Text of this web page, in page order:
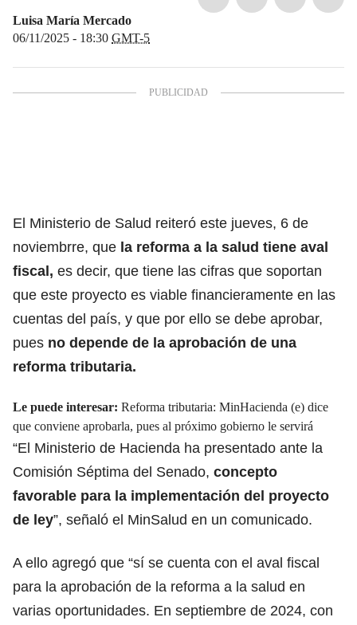
Luisa María Mercado
06/11/2025 - 18:30 GMT-5
El Ministerio de Salud reiteró este jueves, 6 de
noviembrre, que la reforma a la salud tiene aval
fiscal, es decir, que tiene las cifras que soportan
que este proyecto es viable financieramente en las
cuentas del país, y que por ello se debe aprobar,
pues no depende de la aprobación de una
reforma tributaria.
Le puede interesar: Reforma tributaria: MinHacienda (e) dice
que conviene aprobarla, pues al próximo gobierno le servirá
“El Ministerio de Hacienda ha presentado ante la
Comisión Séptima del Senado, concepto
favorable para la implementación del proyecto
de ley”, señaló el MinSalud en un comunicado.
A ello agregó que “sí se cuenta con el aval fiscal
para la aprobación de la reforma a la salud en
varias oportunidades. En septiembre de 2024, con